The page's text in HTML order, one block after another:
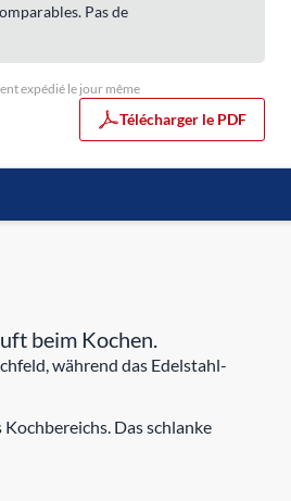
Pas de
expédié le jour même
Télécharger le PDF
beim Kochen.
während das Edelstahl-
Das schlanke